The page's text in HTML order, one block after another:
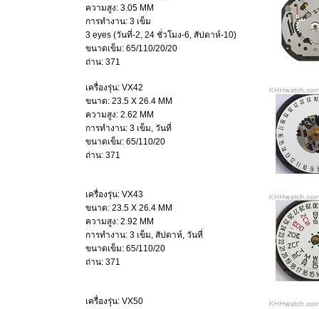
ความสูง: 3.05 MM
การทำงาน: 3 เข็ม
3 eyes (วันที่-2, 24 ชั่วโมง-6, สัปดาห์-10)
ขนาดเข็ม: 65/110/20/20
ถ่าน: 371
เครื่องรุ่น: VX42
ขนาด: 23.5 X 26.4 MM
ความสูง: 2.62 MM
การทำงาน: 3 เข็ม, วันที่
ขนาดเข็ม: 65/110/20
ถ่าน: 371
เครื่องรุ่น: VX43
ขนาด: 23.5 X 26.4 MM
ความสูง: 2.92 MM
การทำงาน: 3 เข็ม, สัปดาห์, วันที่
ขนาดเข็ม: 65/110/20
ถ่าน: 371
เครื่องรุ่น: VX50